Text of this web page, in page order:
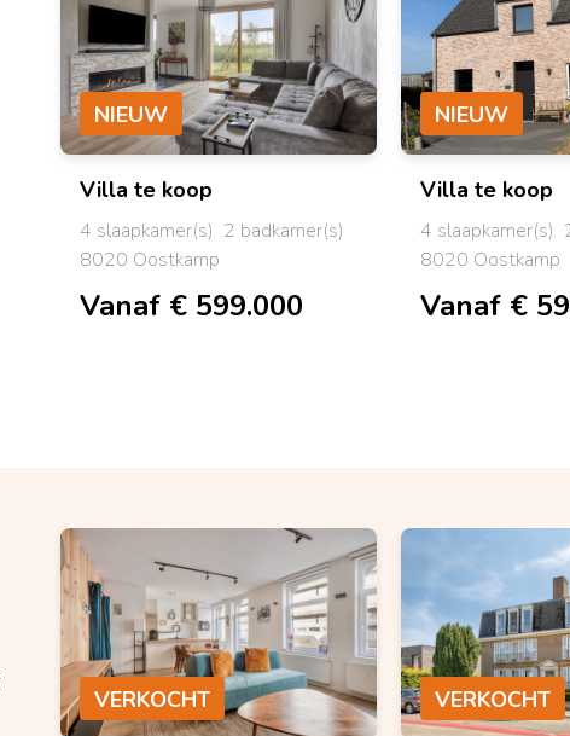
NIEUW
Villa te koop
4 slaapkamer(s) 2 badkamer(s)
8020 Oostkamp
Vanaf € 599.000
NIEUW
Villa te koop
4 slaapkamer(s)
8020 Oostkamp
Vanaf €
VERKOCHT VERKOCHT